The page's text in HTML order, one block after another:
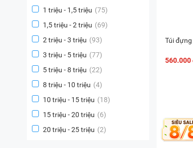
1 triệu - 1,5 triệu (75)
1,5 triệu - 2 triệu (69)
2 triệu - 3 triệu (93)
3 triệu - 5 triệu (77)
5 triệu - 8 triệu (22)
8 triệu - 10 triệu (4)
10 triệu - 15 triệu (18)
15 triệu - 20 triệu (6)
20 triệu - 25 triệu (2)
Túi
560.000